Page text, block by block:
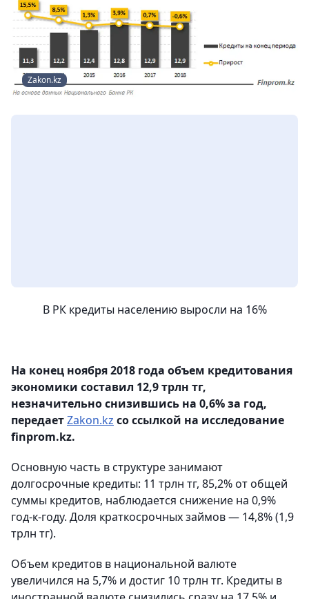
Zakon.kz
В РК кредиты населению выросли на 16%
На конец ноября 2018 года объем кредитования
экономики составил 12,9 трлн тг,
незначительно снизившись на 0,6% за год,
передаетZakon.kz со ссылкой на исследование
finprom.kz.
Основную часть в структуре занимают
долгосрочные кредиты: 11 трлн тг, 85,2% от общей
суммы кредитов, наблюдается снижение на 0,9%
год-к-году. Доля краткосрочных займов — 14,8% (1,9
трлн тг).
Объем кредитов в национальной валюте
увеличился на 5,7% и достиг 10 трлн тг. Кредиты в